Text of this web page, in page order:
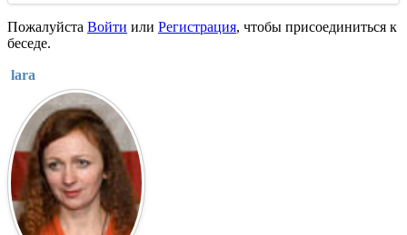
Пожалуйста Войти или Регистрация, чтобы присоединиться к
беседе.
lara